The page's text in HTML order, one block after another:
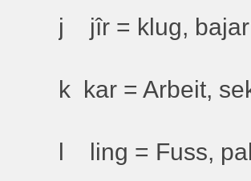
j jîr = klug, bajar
k kar = Arbeit,
l ling = Fuss,